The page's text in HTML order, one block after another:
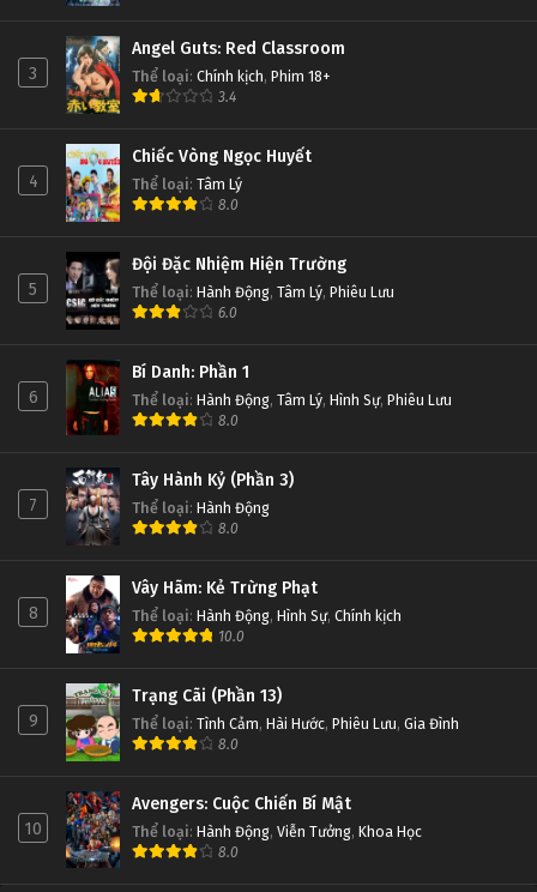
3
Angel Guts: Red Classroom
Thể loại: Chính kịch, Phim 18+
3.4
4
Chiếc Vòng Ngọc Huyết
Thể loại: Tâm Lý
8.0
5
Đội Đặc Nhiệm Hiện Trường
Thể loại: Hành Động, Tâm Lý, Phiêu Lưu
6.0
6
Bí Danh: Phần 1
Thể loại: Hành Động, Tâm Lý, Hình Sự, Phiêu Lưu
8.0
7
Tây Hành Kỷ (Phần 3)
Thể loại: Hành Động
8.0
8
Vây Hãm: Kẻ Trừng Phạt
Thể loại: Hành Động, Hình Sự, Chính kịch
10.0
9
Trạng Cãi (Phần 13)
Thể loại: Tình Cảm, Hài Hước, Phiêu Lưu, Gia Đình
8.0
10
Avengers: Cuộc Chiến Bí Mật
Thể loại: Hành Động, Viễn Tưởng, Khoa Học
8.0